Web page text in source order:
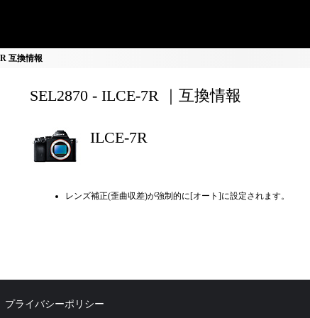
互換情報
SEL2870 - ILCE-7R ｜互換情報
ILCE-7R
レンズ補正(歪曲収差)が強制的に[オート]に設定されます。
プライバシーポリシー